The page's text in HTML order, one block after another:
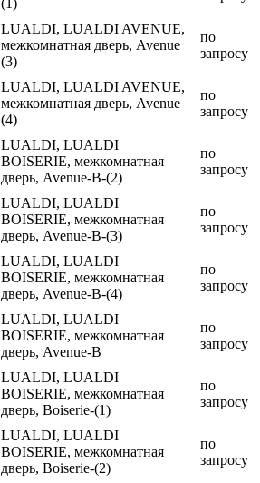
(1)
LUALDI, LUALDI AVENUE,
межкомнатная дверь, Avenue
(3)
по
запросу
LUALDI, LUALDI AVENUE,
межкомнатная дверь, Avenue
(4)
по
запросу
LUALDI, LUALDI
BOISERIE, межкомнатная
дверь, Avenue-B-(2)
по
запросу
LUALDI, LUALDI
BOISERIE, межкомнатная
дверь, Avenue-B-(3)
по
запросу
LUALDI, LUALDI
BOISERIE, межкомнатная
дверь, Avenue-B-(4)
по
запросу
LUALDI, LUALDI
BOISERIE, межкомнатная
дверь, Avenue-B
по
запросу
LUALDI, LUALDI
BOISERIE, межкомнатная
дверь, Boiserie-(1)
по
запросу
LUALDI, LUALDI
BOISERIE, межкомнатная
дверь, Boiserie-(2)
по
запросу